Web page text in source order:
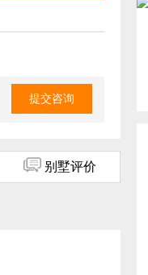
提交咨询
ጃ 别墅评价